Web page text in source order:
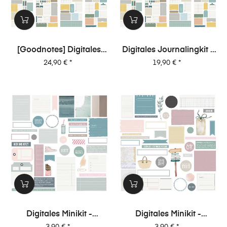
[Goodnotes] Digitales
Journalingkit -
Preis
24,90 € *
Digitales Journalingkit -
Unterwegs
Preis
19,90 € *
Digitales Minikit -
Glückseligkeit (Kit 06)
Digitales Minikit -
Glückseligkeit (Kit 05)